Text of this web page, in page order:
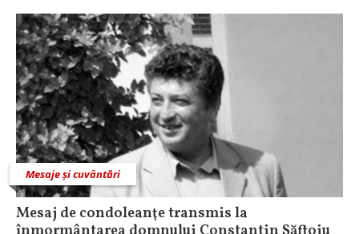
Mesaje și cuvântări
Mesaj de condoleanţe transmis la